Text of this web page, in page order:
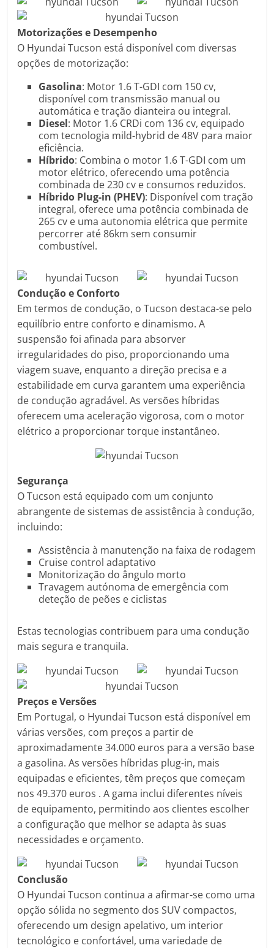
Motorizações e Desempenho
O Hyundai Tucson está disponível com diversas
opções de motorização:​
Gasolina: Motor 1.6 T-GDI com 150 cv,
disponível com transmissão manual ou
automática e tração dianteira ou integral.
Diesel: Motor 1.6 CRDi com 136 cv, equipado
com tecnologia mild-hybrid de 48V para maior
eficiência.
Híbrido: Combina o motor 1.6 T-GDI com um
motor elétrico, oferecendo uma potência
combinada de 230 cv e consumos reduzidos.​
Híbrido Plug-in (PHEV): Disponível com tração
integral, oferece uma potência combinada de
265 cv e uma autonomia elétrica que permite
percorrer até 86km sem consumir
combustível.​
Condução e Conforto
Em termos de condução, o Tucson destaca-se pelo
equilíbrio entre conforto e dinamismo. A
suspensão foi afinada para absorver
irregularidades do piso, proporcionando uma
viagem suave, enquanto a direção precisa e a
estabilidade em curva garantem uma experiência
de condução agradável. As versões híbridas
oferecem uma aceleração vigorosa, com o motor
elétrico a proporcionar torque instantâneo.​
Segurança
O Tucson está equipado com um conjunto
abrangente de sistemas de assistência à condução,
incluindo:​
Assistência à manutenção na faixa de rodagem​
Cruise control adaptativo​
Monitorização do ângulo morto​
Travagem autónoma de emergência com
deteção de peões e ciclistas​
Estas tecnologias contribuem para uma condução
mais segura e tranquila.​
Preços e Versões
Em Portugal, o Hyundai Tucson está disponível em
várias versões, com preços a partir de
aproximadamente 34.000 euros para a versão base
a gasolina. As versões híbridas plug-in, mais
equipadas e eficientes, têm preços que começam
nos 49.370 euros . A gama inclui diferentes níveis
de equipamento, permitindo aos clientes escolher
a configuração que melhor se adapta às suas
necessidades e orçamento.
Conclusão
O Hyundai Tucson continua a afirmar-se como uma
opção sólida no segmento dos SUV compactos,
oferecendo um design apelativo, um interior
tecnológico e confortável, uma variedade de